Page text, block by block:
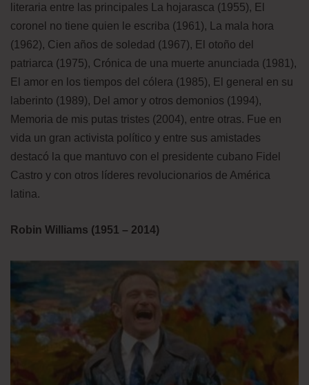
literaria entre las principales La hojarasca (1955), El
coronel no tiene quien le escriba (1961), La mala hora
(1962), Cien años de soledad (1967), El otoño del
patriarca (1975), Crónica de una muerte anunciada (1981),
El amor en los tiempos del cólera (1985), El general en su
laberinto (1989), Del amor y otros demonios (1994),
Memoria de mis putas tristes (2004), entre otras. Fue en
vida un gran activista político y entre sus amistades
destacó la que mantuvo con el presidente cubano Fidel
Castro y con otros líderes revolucionarios de América
latina.
Robin Williams (1951 – 2014)